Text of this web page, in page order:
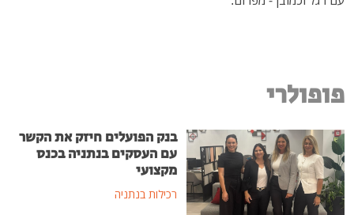
פופולרי
בנק הפועלים חיזק את הקשר
עם העסקים בנתניה בכנס
מקצועי
רכילות בנתניה